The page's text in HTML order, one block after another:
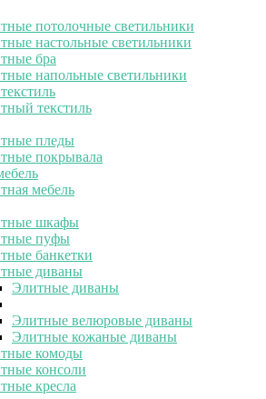
потолочные светильники
настольные светильники
бра
напольные светильники
текстиль
пледы
покрывала
мебель
шкафы
пуфы
банкетки
диваны
Элитные диваны
Элитные велюровые диваны
Элитные кожаные диваны
комоды
консоли
кресла